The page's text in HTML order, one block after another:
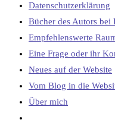
Datenschutzerklärung
Bücher des Autors bei
Empfehlenswerte
Eine Frage oder ihr
Neues auf der Website
Vom Blog in die
Über mich